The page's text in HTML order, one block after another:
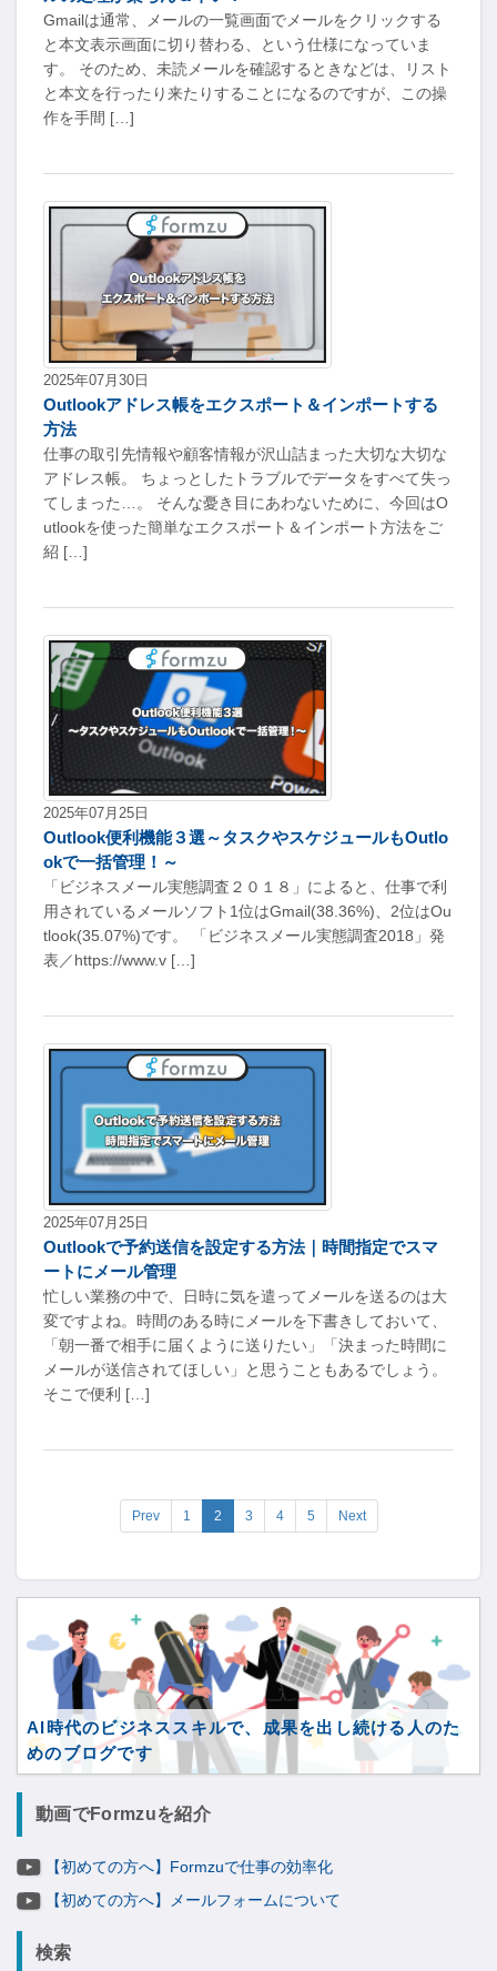
Gmailは通常、メールの一覧画面でメールをクリックする
と本文表示画面に切り替わる、という仕様になっていま
す。 そのため、未読メールを確認するときなどは、リスト
と本文を行ったり来たりすることになるのですが、この操
作を手間 […]
2025年07月30日
Outlookアドレス帳をエクスポート＆インポートする
方法
仕事の取引先情報や顧客情報が沢山詰まった大切な大切な
アドレス帳。 ちょっとしたトラブルでデータをすべて失っ
てしまった…。 そんな憂き目にあわないために、今回はO
utlookを使った簡単なエクスポート＆インポート方法をご
紹 […]
2025年07月25日
Outlook便利機能３選～タスクやスケジュールもOutlo
okで一括管理！～
「ビジネスメール実態調査２０１８」によると、仕事で利
用されているメールソフト1位はGmail(38.36%)、2位はOu
tlook(35.07%)です。 「ビジネスメール実態調査2018」発
表／https://www.v […]
2025年07月25日
Outlookで予約送信を設定する方法｜時間指定でスマ
ートにメール管理
忙しい業務の中で、日時に気を遣ってメールを送るのは大
変ですよね。時間のある時にメールを下書きしておいて、
「朝一番で相手に届くように送りたい」「決まった時間に
メールが送信されてほしい」と思うこともあるでしょう。
そこで便利 […]
Prev 1 2 3 4 5 Next
AI時代のビジネススキルで、成果を出し続ける人のた
めのブログです
動画でFormzuを紹介
【初めての方へ】Formzuで仕事の効率化
【初めての方へ】メールフォームについて
検索